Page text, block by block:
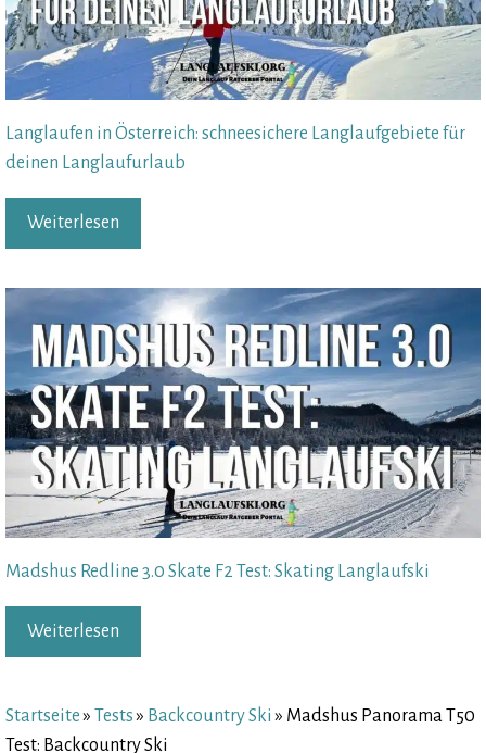
Langlaufen in Österreich: schneesichere Langlaufgebiete für
deinen Langlaufurlaub
Weiterlesen
Madshus Redline 3.0 Skate F2 Test: Skating Langlaufski
Weiterlesen
Startseite» Tests» Backcountry Ski » Madshus Panorama T50
Test: Backcountry Ski